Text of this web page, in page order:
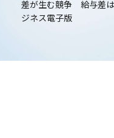
差が生む競争 給与差
ジネス電子版